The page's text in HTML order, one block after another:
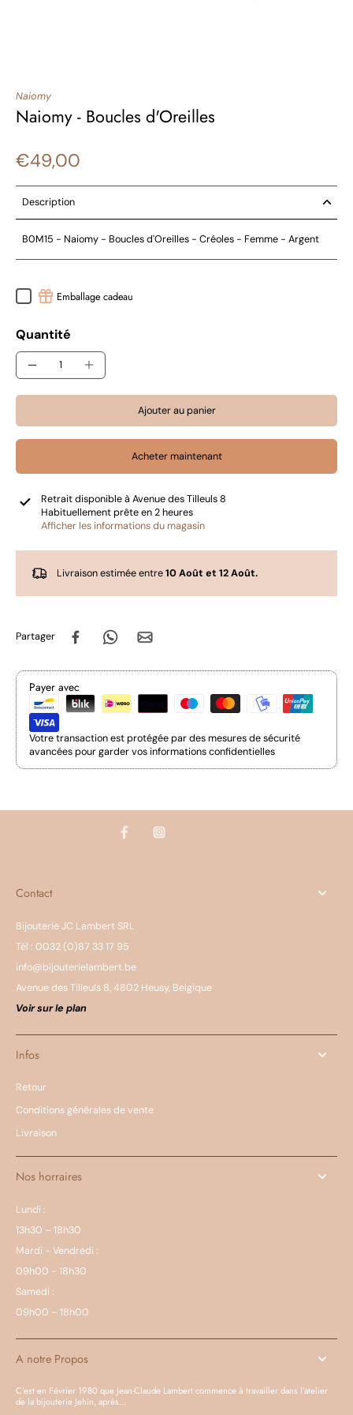
Naiomy
Naiomy - Boucles d'Oreilles
€49,00
Description
B0M15 - Naiomy - Boucles d'Oreilles - Créoles - Femme - Argent
Emballage cadeau
Quantité
Ajouter au panier
Acheter maintenant
Retrait disponible àAvenue des Tilleuls 8
Habituellement prête en 2 heures
Afficher les informations du magasin
Livraison estimée entre10 Août et 12 Août.
Partager
Payer avec
Votre transaction est protégée par des mesures de sécurité
avancées pour garder vos informations confidentielles
Contact
Bijouterie JC Lambert SRL
Tél : 0032 (0)87 33 17 95
info@bijouterielambert.be
Avenue des Tilleuls 8, 4802 Heusy, Belgique
Voir sur le plan
Infos
Retour
Conditions générales de vente
Livraison
Nos horraires
Lundi :
13h30 – 18h30
Mardi - Vendredi :
09h00 - 18h30
Samedi :
09h00 – 18h00
A notre Propos
C’est en Février 1980 que Jean-Claude Lambert commence à travailler dans l’atelier
de la bijouterie Jehin, après...